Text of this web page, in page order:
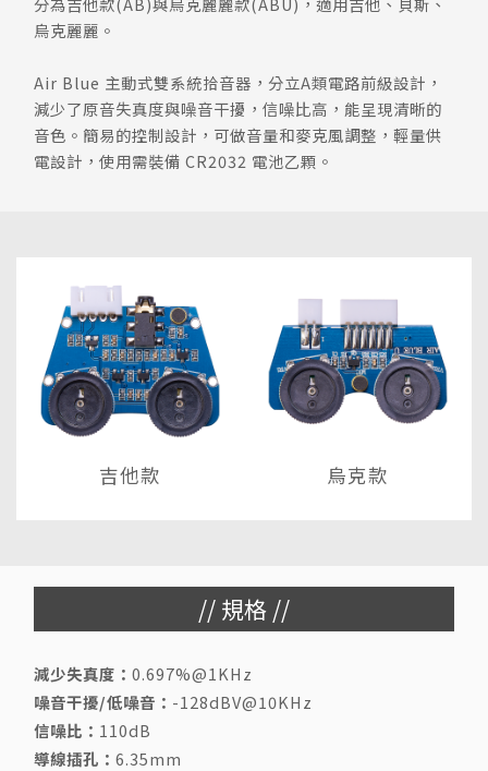
烏克麗麗。
Air Blue 主動式雙系統拾音器，分立A類電路前級設計，
減少了原音失真度與噪音干擾，信噪比高，能呈現清晰的
音色。簡易的控制設計，可做音量和麥克風調整，輕量供
電設計，使用需裝備 CR2032 電池乙顆。
吉他款 烏克款
// 規格 //
減少失真度： 0.697%@1KHz
噪音干擾/低噪音： -128dBV@10KHz
信噪比： 110dB
導線插孔： 6.35mm